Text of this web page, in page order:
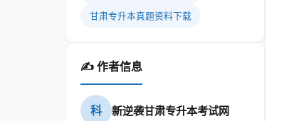
甘肃专升本真题资料下载
✍️ 作者信息
科 新逆袭甘肃专升本考试网